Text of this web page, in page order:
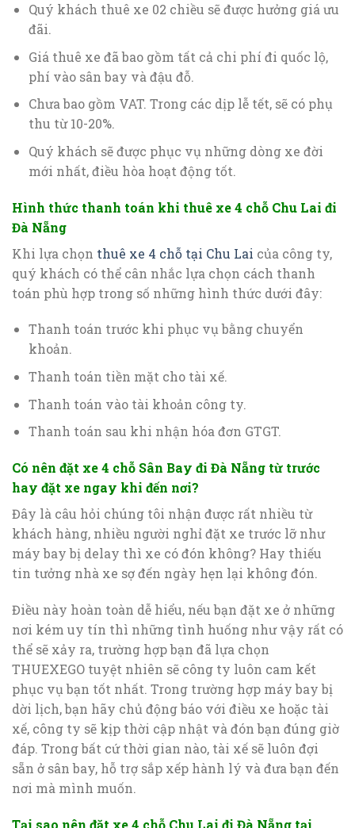
Quý khách thuê xe 02 chiều sẽ được hưởng giá ưu
đãi.
Giá thuê xe đã bao gồm tất cả chi phí đi quốc lộ,
phí vào sân bay và đậu đỗ.
Chưa bao gồm VAT. Trong các dịp lễ tết, sẽ có phụ
thu từ 10-20%.
Quý khách sẽ được phục vụ những dòng xe đời
mới nhất, điều hòa hoạt động tốt.
Hình thức thanh toán khi thuê xe 4 chỗ Chu Lai đi
Đà Nẵng
Khi lựa chọn thuê xe 4 chỗ tại Chu Lai của công ty,
quý khách có thể cân nhắc lựa chọn cách thanh
toán phù hợp trong số những hình thức dưới đây:
Thanh toán trước khi phục vụ bằng chuyển
khoản.
Thanh toán tiền mặt cho tài xế.
Thanh toán vào tài khoản công ty.
Thanh toán sau khi nhận hóa đơn GTGT.
Có nên đặt xe 4 chỗ Sân Bay đi Đà Nẵng từ trước
hay đặt xe ngay khi đến nơi?
Đây là câu hỏi chúng tôi nhận được rất nhiều từ
khách hàng, nhiều người nghỉ đặt xe trước lỡ như
máy bay bị delay thì xe có đón không? Hay thiếu
tin tưởng nhà xe sợ đến ngày hẹn lại không đón.
Điều này hoàn toàn dễ hiểu, nếu bạn đặt xe ở những
nơi kém uy tín thì những tình huống như vậy rất có
thể sẽ xảy ra, trường hợp bạn đã lựa chọn
THUEXEGO tuyệt nhiên sẽ công ty luôn cam kết
phục vụ bạn tốt nhất. Trong trường hợp máy bay bị
dời lịch, bạn hãy chủ động báo với điều xe hoặc tài
xế, công ty sẽ kịp thời cập nhật và đón bạn đúng giờ
đáp. Trong bất cứ thời gian nào, tài xế sẽ luôn đợi
sẵn ở sân bay, hỗ trợ sắp xếp hành lý và đưa bạn đến
nơi mà mình muốn.
Tại sao nên đặt xe 4 chỗ Chu Lai đi Đà Nẵng tại